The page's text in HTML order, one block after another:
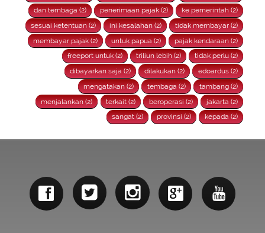
dan tembaga (2)
penerimaan pajak (2)
ke pemerintah (2)
sesuai ketentuan (2)
ini kesalahan (2)
tidak membayar (2)
membayar pajak (2)
untuk papua (2)
pajak kendaraan (2)
freeport untuk (2)
triliun lebih (2)
tidak perlu (2)
dibayarkan saja (2)
dilakukan (2)
edoardus (2)
mengatakan (2)
tembaga (2)
tambang (2)
menjalankan (2)
terkait (2) beroperasi (2)
jakarta (2)
sangat (2)
provinsi (2) kepada (2)